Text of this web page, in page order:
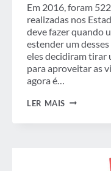
Em 2016, foram
realizadas nos
deve fazer quando
estender um
eles decidiram tirar
para aproveitar as
agora é…
LER MAIS 4